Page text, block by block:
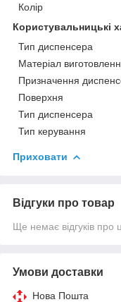
Колір
Користувальницькі
Тип диспенсера
Матеріал
Призначення
Поверхня
Тип диспенсера
Тип керування
Приховати
Відгуки про товар
Ще немає відгуків про
Умови доставки
Нова Пошта